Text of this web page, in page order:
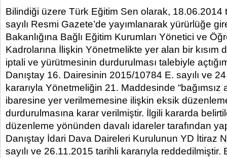
Bilindiği üzere Türk Eğitim Sen olarak, 18.06.2014
sayılı Resmi Gazete’de yayımlanarak yürürlüğe
Bakanlığına Bağlı Eğitim Kurumları Yönetici ve
Kadrolarına İlişkin Yönetmelikte yer alan bir kısım
iptali ve yürütmesinin durdurulması talebiyle
Danıştay 16. Dairesinin 2015/10784 E. sayılı ve
kararıyla Yönetmeliğin 21. Maddesinde “bağımsız
ibaresine yer verilmemesine ilişkin eksik
durdurulmasına karar verilmiştir. İlgili kararda
düzenleme yönünden davalı idareler tarafından
Danıştay İdari Dava Daireleri Kurulunun YD İtiraz
sayılı ve 26.11.2015 tarihli kararıyla reddedilmiştir.